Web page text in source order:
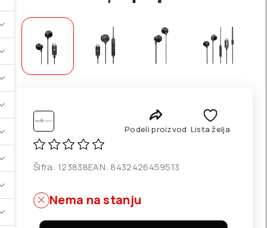
Podeli proizvod Lista želja
Šifra: 123838EAN: 8432426459513
Nema na stanju